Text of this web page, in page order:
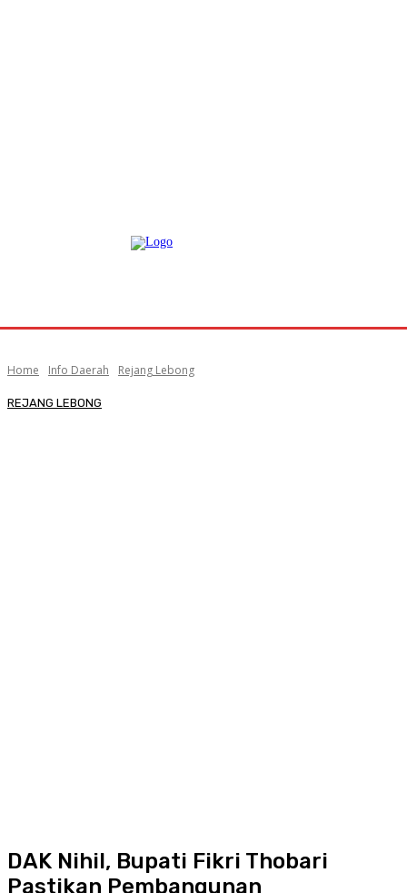
Home Info Daerah Rejang Lebong
REJANG LEBONG
DAK Nihil, Bupati Fikri Thobari
Pastikan Pembangunan